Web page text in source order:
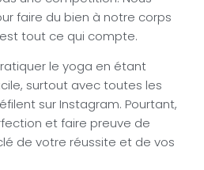
faire du bien à notre corps
tout ce qui compte.
le yoga en étant
surtout avec toutes les
sur Instagram. Pourtant,
et faire preuve de
de votre réussite et de vos